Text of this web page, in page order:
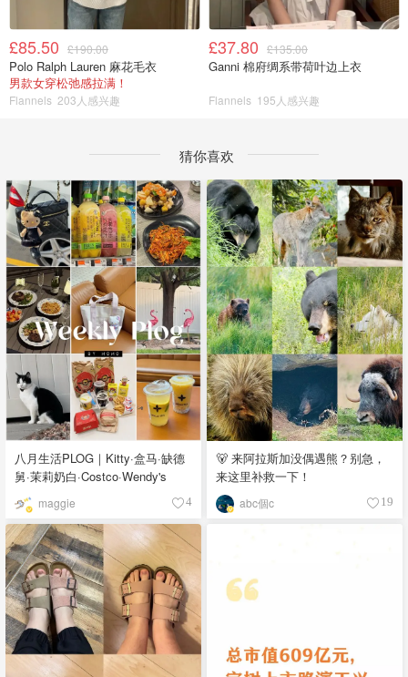
£85.50 £190.00
Polo Ralph Lauren 麻花毛衣
男款女穿松弛感拉满！
Flannels 203人感兴趣
£37.80 £135.00
Ganni 棉府绸系带荷叶边上衣
Flannels 195人感兴趣
猜你喜欢
八月生活PLOG｜Kitty·盒马·缺德
舅·茉莉奶白·Costco·Wendy's
maggie 4
🐻 来阿拉斯加没偶遇熊？别急，
来这里补救一下！
abc個c 19